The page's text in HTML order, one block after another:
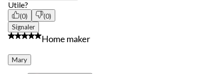
Utile?
(0)
(0)
Signaler
5 étoile(s) sur 5.
Home maker
Mary